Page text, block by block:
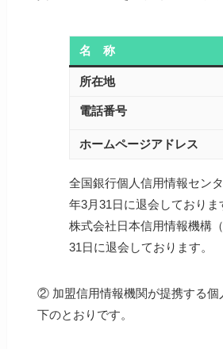
名 称
所在地
電話番号
ホームページアドレス
全国銀行個人信用情報セン
年3月31日に退会しておりま
株式会社日本信用情報機構
31日に退会しております。
② 加盟信用情報機関が提携する個
下のとおりです。